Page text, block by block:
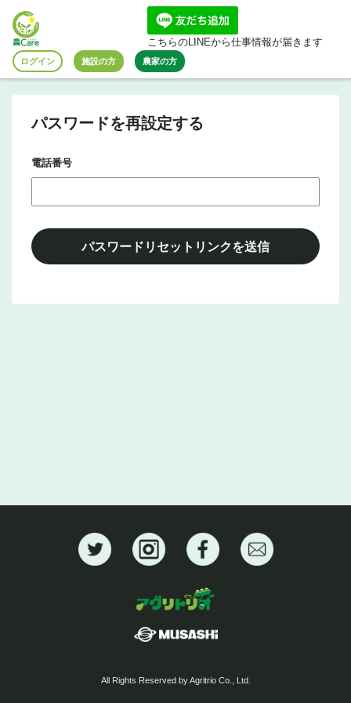
こちらのLINEから仕事情報が届きます
ログイン 施設の方 農家の方
パスワードを再設定する
電話番号
パスワードリセットリンクを送信
All Rights Reserved by Agritrio Co., Ltd.